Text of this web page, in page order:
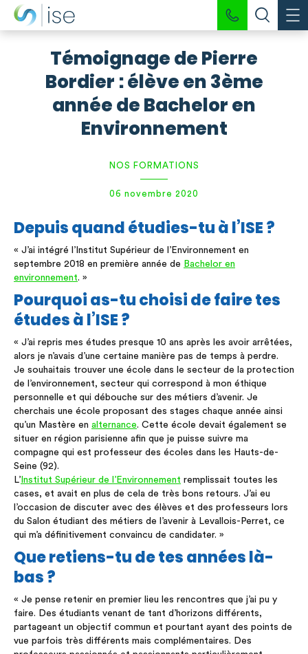
Témoignage de Pierre
Bordier : élève en 3ème
année de Bachelor en
Environnement
NOS FORMATIONS
06 novembre 2020
Depuis quand étudies-tu à l’ISE ?
« J’ai intégré l’Institut Supérieur de l’Environnement en
septembre 2018 en première année de Bachelor en
environnement. »
Pourquoi as-tu choisi de faire tes
études à l’ISE ?
« J’ai repris mes études presque 10 ans après les avoir arrêtées,
alors je n’avais d’une certaine manière pas de temps à perdre.
Je souhaitais trouver une école dans le secteur de la protection
de l’environnement, secteur qui correspond à mon éthique
personnelle et qui débouche sur des métiers d’avenir. Je
cherchais une école proposant des stages chaque année ainsi
qu’un Mastère en alternance. Cette école devait également se
situer en région parisienne afin que je puisse suivre ma
compagne qui est professeur des écoles dans les Hauts-de-
Seine (92).
L’ Institut Supérieur de l’Environnement remplissait toutes les
cases, et avait en plus de cela de très bons retours. J’ai eu
l’occasion de discuter avec des élèves et des professeurs lors
du Salon étudiant des métiers de l’avenir à Levallois-Perret, ce
qui m’a définitivement convaincu de candidater. »
Que retiens-tu de tes années là-
bas ?
« Je pense retenir en premier lieu les rencontres que j’ai pu y
faire. Des étudiants venant de tant d’horizons différents,
partageant un objectif commun et pourtant ayant des points de
vue parfois très différents mais complémentaires. Des